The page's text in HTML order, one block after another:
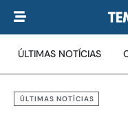
ÚLTIMAS NOTÍCIAS
ÚLTIMAS NOTÍCIAS